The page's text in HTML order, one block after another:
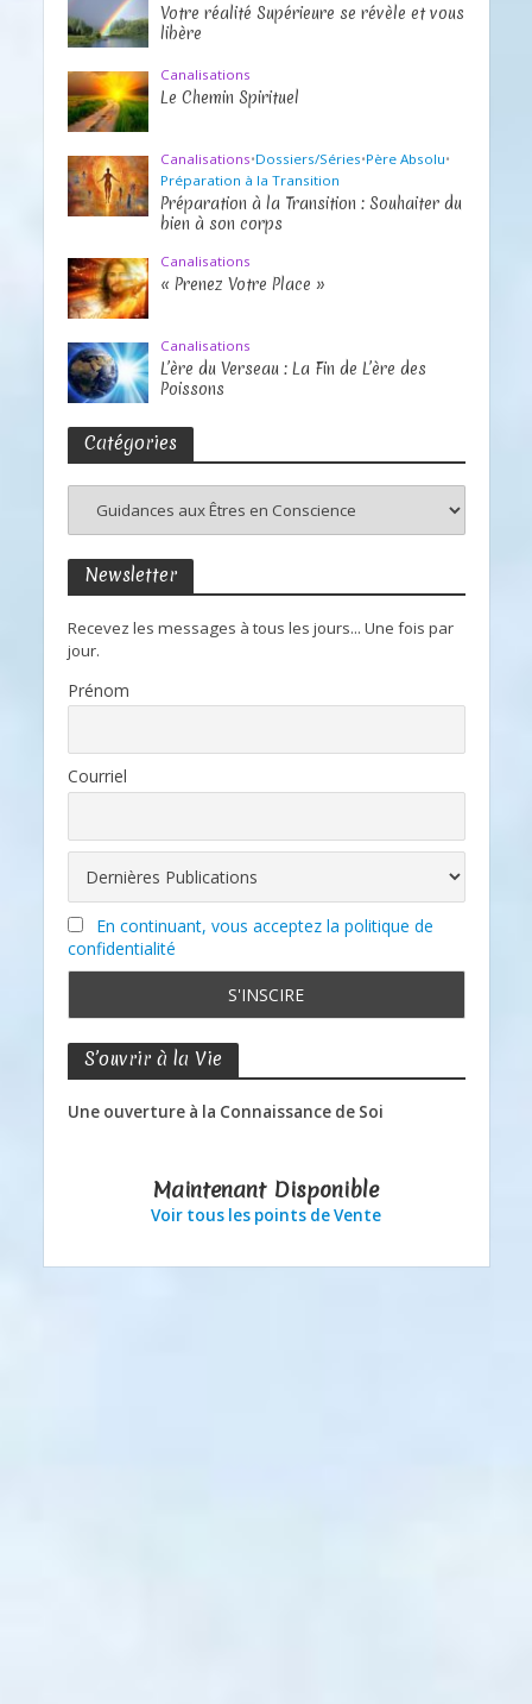
Votre réalité Supérieure se révèle et vous
libère
Canalisations
Le Chemin Spirituel
Canalisations•Dossiers/Séries•Père Absolu•
Préparation à la Transition
Préparation à la Transition : Souhaiter du
bien à son corps
Canalisations
« Prenez Votre Place »
Canalisations
L’ère du Verseau : La Fin de L’ère des
Poissons
Catégories
Newsletter
Recevez les messages à tous les jours... Une fois par
jour.
Prénom
Courriel
En continuant, vous acceptez la politique de
confidentialité
S’ouvrir à la Vie
Une ouverture à la Connaissance de Soi
Maintenant Disponible
Voir tous les points de Vente